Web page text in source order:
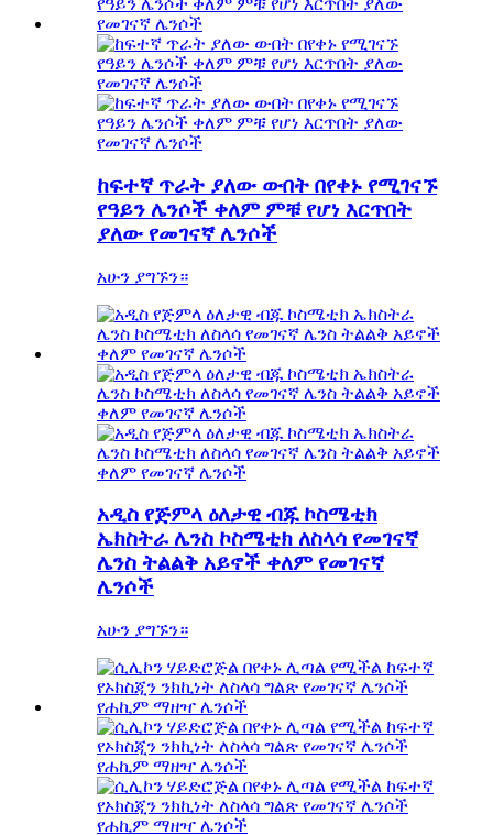
ከፍተኛ ጥራት ያለው ውበት በየቀኑ የሚገናኙ
የዓይን ሌንሶች ቀለም ምቹ የሆነ እርጥበት
ያለው የመገናኛ ሌንሶች
አሁን ያግኙን።
አዲስ የጅምላ ዕለታዊ ብጁ ኮስሜቲክ
ኤክስትራ ሌንስ ኮስሜቲክ ለስላሳ የመገናኛ
ሌንስ ትልልቅ አይኖች ቀለም የመገናኛ
ሌንሶች
አሁን ያግኙን።